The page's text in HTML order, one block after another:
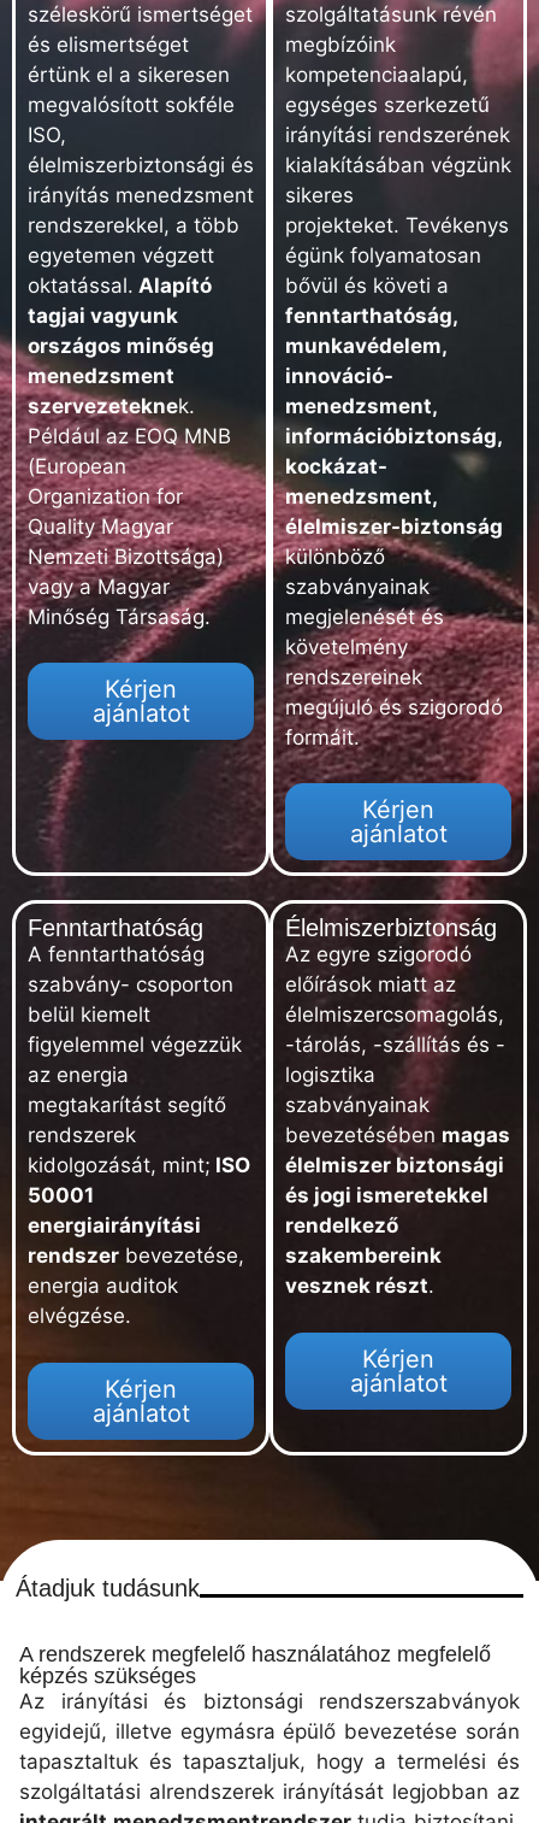
széleskörű ismertséget
és elismertséget
értünk el a sikeresen
megvalósított sokféle
ISO,
élelmiszerbiztonsági és
irányítás menedzsment
rendszerekkel, a több
egyetemen végzett
oktatással. Alapító
tagjai vagyunk
országos minőség
menedzsment
szervezeteknek.
Például az EOQ MNB
(European
Organization for
Quality Magyar
Nemzeti Bizottsága)
vagy a Magyar
Minőség Társaság.
Kérjen
ajánlatot
szolgáltatásunk révén
megbízóink
kompetenciaalapú,
egységes szerkezetű
irányítási rendszerének
kialakításában végzünk
sikeres
projekteket. Tevékenys
égünk folyamatosan
bővül és követi a
fenntarthatóság,
munkavédelem,
innováció-
menedzsment,
információbiztonság,
kockázat-
menedzsment,
élelmiszer-biztonság
különböző
szabványainak
megjelenését és
követelmény
rendszereinek
megújuló és szigorodó
formáit.
Kérjen
ajánlatot
Fenntarthatóság
A fenntarthatóság
szabvány- csoporton
belül kiemelt
figyelemmel végezzük
az energia
megtakarítást segítő
rendszerek
kidolgozását, mint; ISO
50001
energiairányítási
rendszer bevezetése,
energia auditok
elvégzése.
Kérjen
ajánlatot
Élelmiszerbiztonság
Az egyre szigorodó
előírások miatt az
élelmiszercsomagolás,
-tárolás, -szállítás és -
logisztika
szabványainak
bevezetésében magas
élelmiszer biztonsági
és jogi ismeretekkel
rendelkező
szakembereink
vesznek részt.
Kérjen
ajánlatot
Átadjuk tudásunk
A rendszerek megfelelő használatához megfelelő
képzés szükséges
Az irányítási és biztonsági rendszerszabványok
egyidejű, illetve egymásra épülő bevezetése során
tapasztaltuk és tapasztaljuk, hogy a termelési és
szolgáltatási alrendszerek irányítását legjobban az